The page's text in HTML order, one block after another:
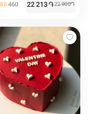
460 22 213֏22 900֏